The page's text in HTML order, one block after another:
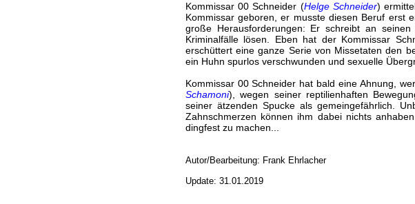
Kommissar 00 Schneider (Helge Schneider)
Kommissar geboren, er musste diesen Beruf erst
große Herausforderungen: Er schreibt an
Kriminalfälle lösen. Eben hat der Kommissar
erschüttert eine ganze Serie von Missetaten den
ein Huhn spurlos verschwunden und sexuelle
Kommissar 00 Schneider hat bald eine Ahnung,
Schamoni), wegen seiner reptilienhaften
seiner ätzenden Spucke als gemeingefährlich.
Zahnschmerzen können ihm dabei nichts
dingfest zu machen...
Autor/Bearbeitung: Frank Ehrlacher
Update: 31.01.2019